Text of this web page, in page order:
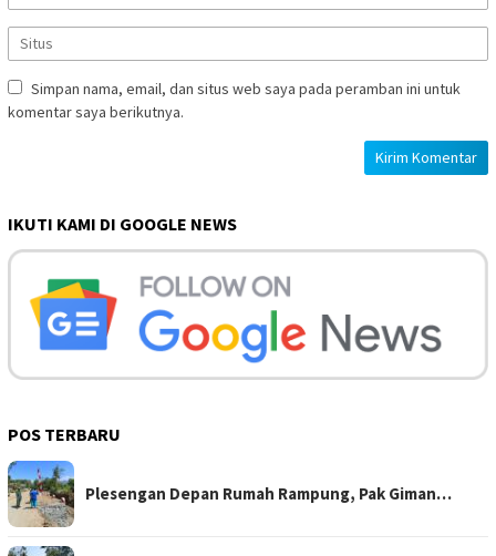
Simpan nama, email, dan situs web saya pada peramban ini untuk
komentar saya berikutnya.
IKUTI KAMI DI GOOGLE NEWS
POS TERBARU
Plesengan Depan Rumah Rampung, Pak Giman…